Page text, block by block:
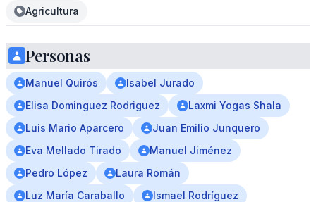
Agricultura
Personas
Manuel Quirós
Isabel Jurado
Elisa Dominguez Rodriguez
Laxmi Yogas Shala
Luis Mario Aparcero
Juan Emilio Junquero
Eva Mellado Tirado
Manuel Jiménez
Pedro López
Laura Román
Luz María Caraballo
Ismael Rodríguez